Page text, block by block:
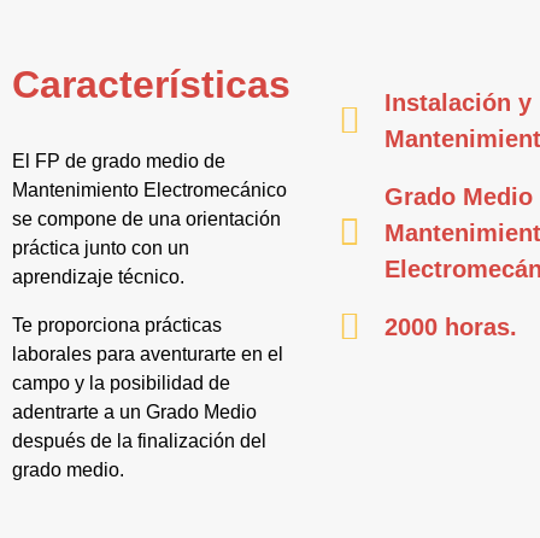
Características
El FP de grado medio de
Mantenimiento Electromecánico
se compone de una orientación
práctica junto con un
aprendizaje técnico.
Te proporciona prácticas
laborales para aventurarte en el
campo y la posibilidad de
adentrarte a un Grado Medio
después de la finalización del
grado medio.
Instalación y
Grado Medio
2000 horas.